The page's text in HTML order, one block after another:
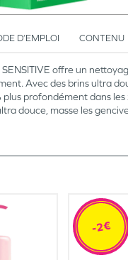
D’EMPLOI CONTENU
SENSITIVE offre un
Avec des brins ultra
profondément dans
douce, masse les
-2€